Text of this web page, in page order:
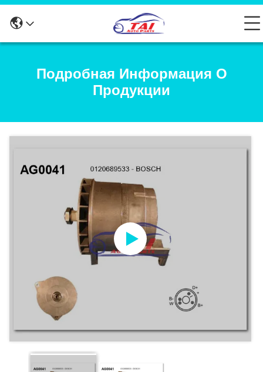
Подробная Информация О
Продукции